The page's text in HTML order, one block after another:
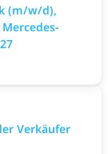
(m/w/d),
Verkäufer